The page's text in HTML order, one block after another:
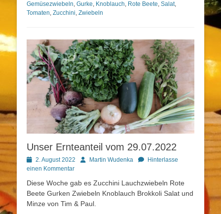
Gemüsezwiebeln, Gurke, Knoblauch, Rote Beete, Salat,
Tomaten, Zucchini, Zwiebeln
Unser Ernteanteil vom 29.07.2022
Posted
on
2. August 2022 AutorMartin Wudenka
Hinterlasse
einen Kommentar
Diese Woche gab es Zucchini Lauchzwiebeln Rote
Beete Gurken Zwiebeln Knoblauch Brokkoli Salat und
Minze von Tim & Paul.